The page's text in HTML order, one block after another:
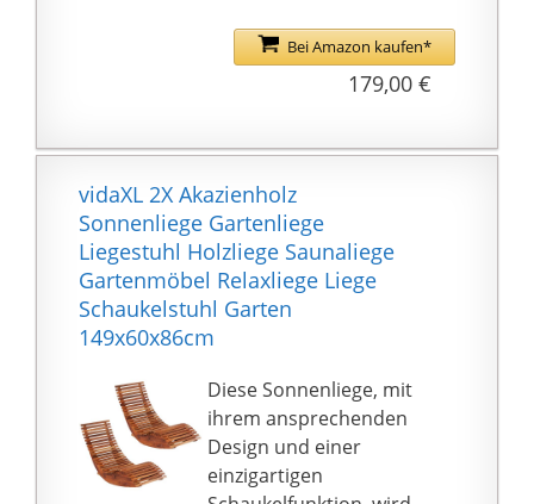
pflegeleichtem Bezug |
Schaukelliege mit
Liegefläche
Holzgestell Lärche |
Gartenliege wetterfest
& strapazierfähig |
Indoor / Outdoor
geeignet | einfache
Montage mittels
Anleitung und
beiliegendem Werkzeug
Stellmaß ca. 170x70 cm
| Liegefläche ca. 175x
Bei Amazon kaufen*
179,00 €
vidaXL 2X Akazienholz
Sonnenliege Gartenliege
Liegestuhl Holzliege Saunaliege
Gartenmöbel Relaxliege Liege
Schaukelstuhl Garten
149x60x86cm
Diese Sonnenliege, mit
ihrem ansprechenden
Design und einer
einzigartigen